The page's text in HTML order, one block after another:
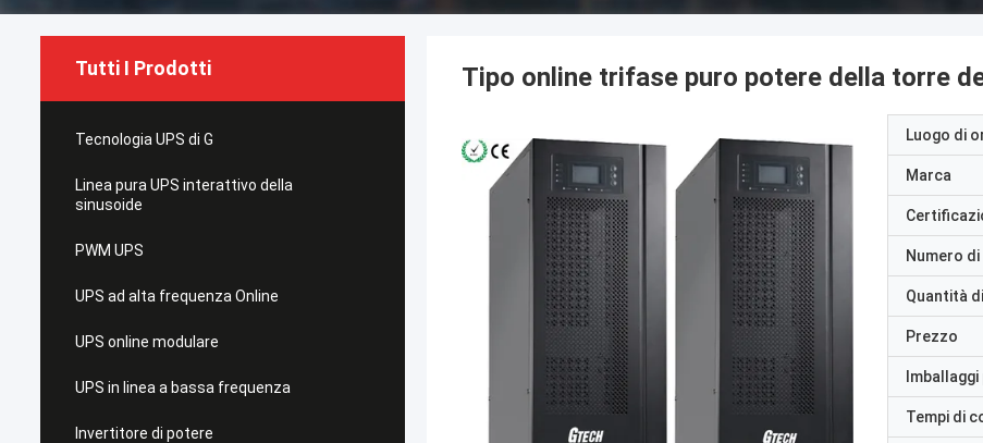
Tutti I Prodotti
Tecnologia UPS di G
Linea pura UPS interattivo della
sinusoide
PWM UPS
UPS ad alta frequenza Online
UPS online modulare
UPS in linea a bassa frequenza
Invertitore di potere
Tipo online trifase puro potere della torre
Luogo di
Marca
Numero
Quantità
Prezzo
Tempi di